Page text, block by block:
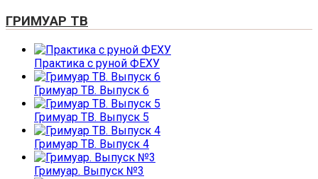
ГРИМУАР ТВ
Практика с руной ФЕХУ
Гримуар ТВ. Выпуск 6
Гримуар ТВ. Выпуск 5
Гримуар ТВ. Выпуск 4
Гримуар. Выпуск №3